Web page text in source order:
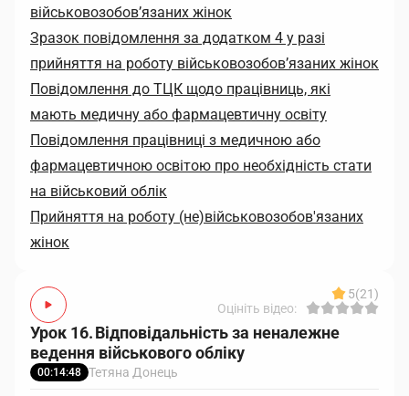
військовозобов’язаних жінок
Зразок повідомлення за додатком 4 у разі
прийняття на роботу військовозобов’язаних жінок
Повідомлення до ТЦК щодо працівниць, які
мають медичну або фармацевтичну освіту
Повідомлення працівниці з медичною або
фармацевтичною освітою про необхідність стати
на військовий облік
Прийняття на роботу (не)військовозобов'язаних
жінок
5(21)
Оцініть відео:
Урок 16. Відповідальність за неналежне
ведення військового обліку
00:14:48 Тетяна Донець